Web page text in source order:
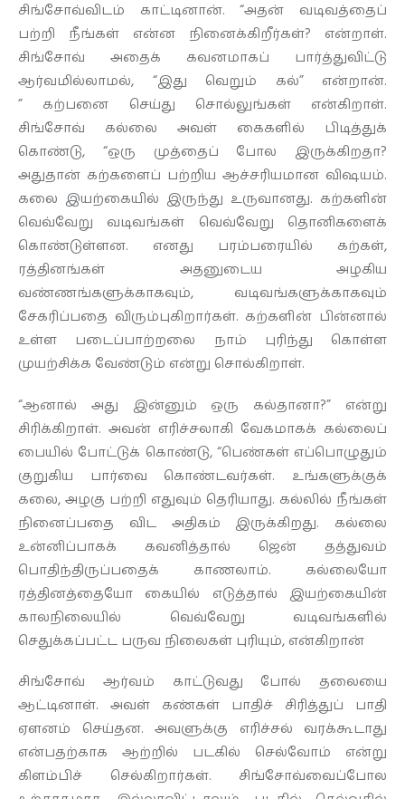
சிங்சோவ்விடம் காட்டினான். “அதன் வடிவத்தைப்
பற்றி நீங்கள் என்ன நினைக்கிறீர்கள்? என்றாள்.
சிங்சோவ் அதைக் கவனமாகப் பார்த்துவிட்டு
ஆர்வமில்லாமல், “இது வெறும் கல்” என்றான்.
” கற்பனை செய்து சொல்லுங்கள் என்கிறாள்.
சிங்சோவ் கல்லை அவள் கைகளில் பிடித்துக்
கொண்டு, “ஒரு முத்தைப் போல இருக்கிறதா?
அதுதான் கற்களைப் பற்றிய ஆச்சரியமான விஷயம்.
கலை இயற்கையில் இருந்து உருவானது. கற்களின்
வெவ்வேறு வடிவங்கள் வெவ்வேறு தொனிகளைக்
கொண்டுள்ளன. எனது பரம்பரையில் கற்கள்,
ரத்தினங்கள் அதனுடைய அழகிய
வண்ணங்களுக்காகவும், வடிவங்களுக்காகவும்
சேகரிப்பதை விரும்புகிறார்கள். கற்களின் பின்னால்
உள்ள படைப்பாற்றலை நாம் புரிந்து கொள்ள
முயற்சிக்க வேண்டும் என்று சொல்கிறாள்.
“ஆனால் அது இன்னும் ஒரு கல்தானா?” என்று
சிரிக்கிறாள். அவன் எரிச்சலாகி வேகமாகக் கல்லைப்
பையில் போட்டுக் கொண்டு, “பெண்கள் எப்பொழுதும்
குறுகிய பார்வை கொண்டவர்கள். உங்களுக்குக்
கலை, அழகு பற்றி எதுவும் தெரியாது. கல்லில் நீங்கள்
நினைப்பதை விட அதிகம் இருக்கிறது. கல்லை
உன்னிப்பாகக் கவனித்தால் ஜென் தத்துவம்
பொதிந்திருப்பதைக் காணலாம். கல்லையோ
ரத்தினத்தையோ கையில் எடுத்தால் இயற்கையின்
காலநிலையில் வெவ்வேறு வடிவங்களில்
செதுக்கப்பட்ட பருவ நிலைகள் புரியும், என்கிறான்
சிங்சோவ் ஆர்வம் காட்டுவது போல் தலையை
ஆட்டினாள். அவள் கண்கள் பாதிச் சிரித்துப் பாதி
ஏளனம் செய்தன. அவளுக்கு எரிச்சல் வரக்கூடாது
என்பதற்காக ஆற்றில் படகில் செல்வோம் என்று
கிளம்பிச் செல்கிறார்கள். சிங்சோவ்வைப்போல